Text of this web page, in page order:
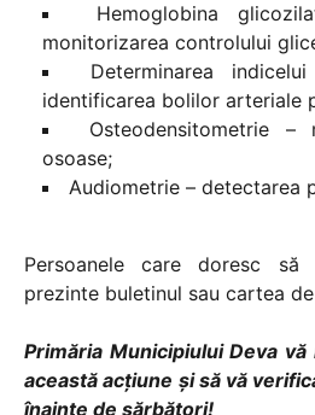
Hemoglobina
monitorizarea controlului
Determinarea
identificarea bolilor arteriale
Osteodensitometrie –
osoase;
Audiometrie – detectarea
Persoanele care doresc
prezinte buletinul sau cartea
Primăria Municipiului Deva
această acțiune și să vă
înainte de sărbători!